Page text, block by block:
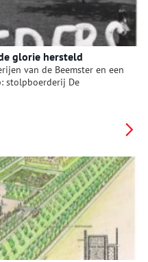
glorie hersteld
van de Beemster en een
stolpboerderij De